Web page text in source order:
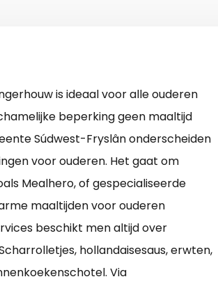
is ideaal voor alle ouderen
beperking geen maaltijd
Súdwest-Fryslân onderscheiden
voor ouderen. Het gaat om
Mealhero, of gespecialiseerde
maaltijden voor ouderen
beschikt men altijd over
hollandaisesaus, erwten,
Via